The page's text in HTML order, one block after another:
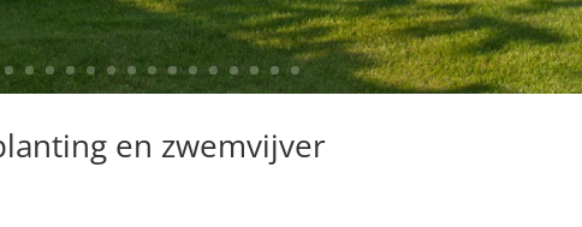
en zwemvijver